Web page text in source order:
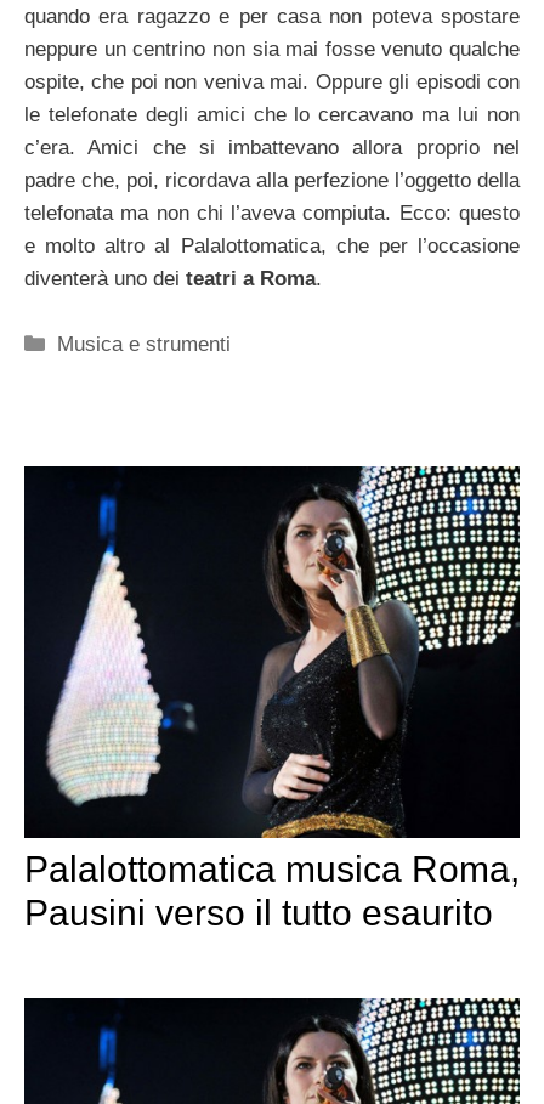
quando era ragazzo e per casa non poteva spostare
neppure un centrino non sia mai fosse venuto qualche
ospite, che poi non veniva mai. Oppure gli episodi con
le telefonate degli amici che lo cercavano ma lui non
c’era. Amici che si imbattevano allora proprio nel
padre che, poi, ricordava alla perfezione l’oggetto della
telefonata ma non chi l’aveva compiuta. Ecco: questo
e molto altro al Palalottomatica, che per l’occasione
diventerà uno dei teatri a Roma.
Categorie
Musica e strumenti
Palalottomatica musica Roma,
Pausini verso il tutto esaurito